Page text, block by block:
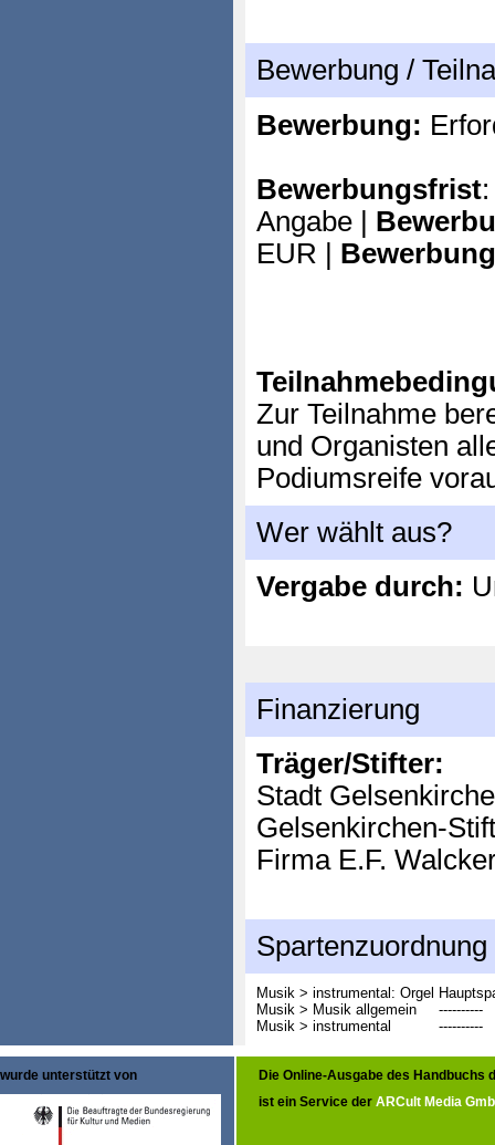
Bewerbung /
Bewerbung:
Bewerbungsfrist
Angabe |
EUR |
Zur Teilnahme
und Organisten
Podiumsreife
Wer wählt aus?
Vergabe durch:
Finanzierung
Träger/Stifter:
Stadt
Gelsenkirchen-
Firma E.F.
Spartenzuordnung
Musik > instrumental: Orgel
Musik > Musik allgemein
----------
Musik > instrumental
----------
wurde unterstützt von
Die Online-Ausgabe des Handbuchs
ist ein Service der ARCult Media